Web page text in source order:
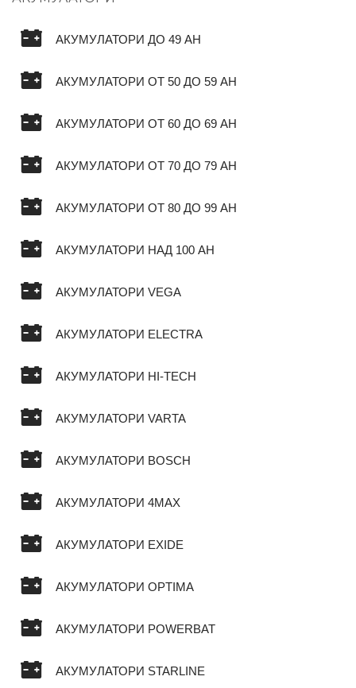
АКУМУЛАТОРИ ДО 49 AH
АКУМУЛАТОРИ ОТ 50 ДО 59 AH
АКУМУЛАТОРИ ОТ 60 ДО 69 AH
АКУМУЛАТОРИ ОТ 70 ДО 79 AH
АКУМУЛАТОРИ ОТ 80 ДО 99 AH
АКУМУЛАТОРИ НАД 100 AH
АКУМУЛАТОРИ VEGA
АКУМУЛАТОРИ ELECTRA
АКУМУЛАТОРИ HI-TECH
АКУМУЛАТОРИ VARTA
АКУМУЛАТОРИ BOSCH
АКУМУЛАТОРИ 4MAX
АКУМУЛАТОРИ EXIDE
АКУМУЛАТОРИ OPTIMA
АКУМУЛАТОРИ POWERBAT
АКУМУЛАТОРИ STARLINE